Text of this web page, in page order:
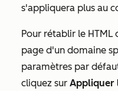
s'appliquera plus au
Pour rétablir le
page d'un domaine
paramètres par
cliquez sur Appliquer